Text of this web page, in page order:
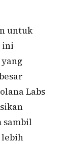
untuk
ini
Labs
sambil
lebih